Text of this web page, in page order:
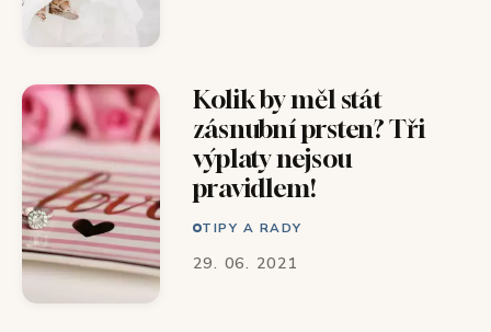
Kolik by měl stát
zásnubní prsten? Tři
výplaty nejsou
pravidlem!
TIPY A RADY
29. 06. 2021